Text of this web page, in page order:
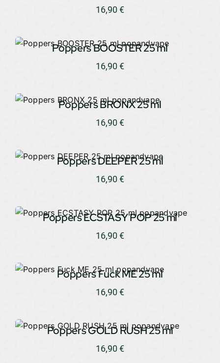
16,90€
Poppers BOOSTER 25 ml
16,90 €
Poppers BRONX 25 ml
16,90 €
Poppers DEEPER 25 ml
16,90€
Poppers ECSTASY POP 25 ml
16,90 €
Poppers Fuck ME 25 ml
16,90 €
Poppers GOLD RUSH 25 ml
16,90€